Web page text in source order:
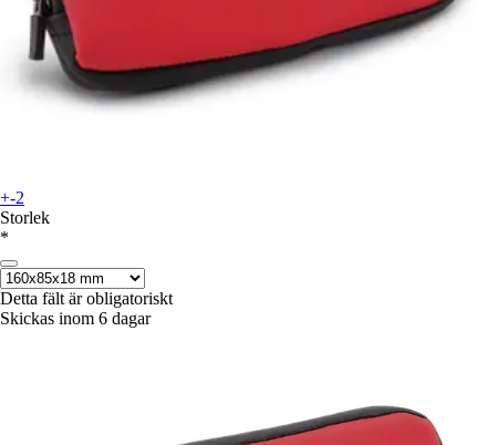
+-2
Storlek
*
Detta fält är obligatoriskt
Skickas inom 6 dagar